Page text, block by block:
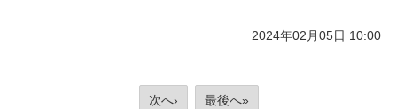
2024年02月05日 10:00
次へ› 最後へ»